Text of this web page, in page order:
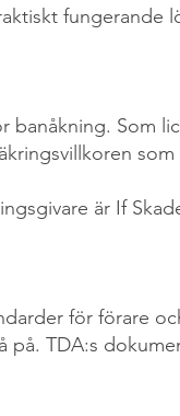
fungerande
Som
som
är If
för förare
på. TDA:s